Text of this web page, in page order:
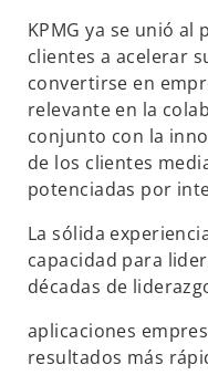
KPMG ya se unió al
clientes a acelerar
convertirse en
relevante en la
conjunto con la
de los clientes
potenciadas por
La sólida
capacidad para
décadas de
aplicaciones
resultados más